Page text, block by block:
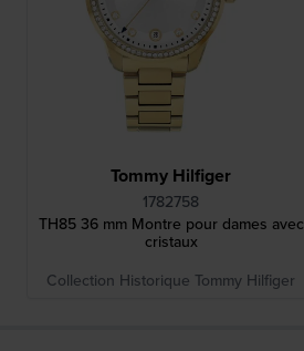
Tommy Hilfiger
1782758
TH85 36 mm Montre pour dames avec
cristaux
Collection Historique Tommy Hilfiger